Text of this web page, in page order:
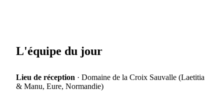
L'équipe du jour
Lieu de réception · Domaine de la Croix Sauvalle (Laetitia
& Manu, Eure, Normandie)